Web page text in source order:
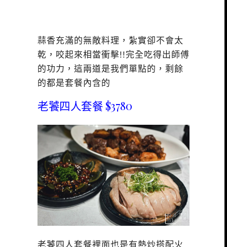
蒜香充滿的無敵料理，紮實卻不會太
乾，咬起來相當衝擊!!完全吃得出師傅
的功力，這兩道是我們單點的，剩餘
的都是套餐內含的
老饕四人套餐 $3780
老饕四人套餐裡面也是有熱炒搭配火